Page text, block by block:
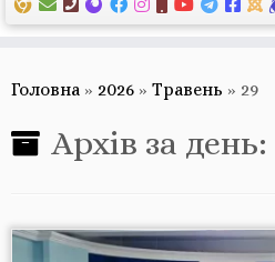
Головна » 2026 » Травень » 29
Архів за день: